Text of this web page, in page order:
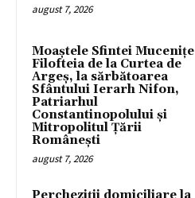
august 7, 2026
Moaștele Sfintei Mucenițe
Filofteia de la Curtea de
Argeș, la sărbătoarea
Sfântului Ierarh Nifon,
Patriarhul
Constantinopolului și
Mitropolitul Țării
Românești
august 7, 2026